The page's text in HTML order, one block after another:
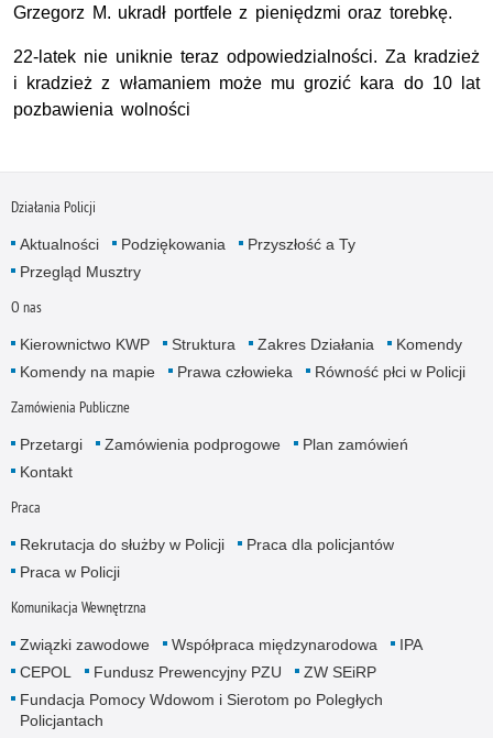
Grzegorz M. ukradł portfele z pieniędzmi oraz torebkę.
22-latek nie uniknie teraz odpowiedzialności. Za kradzież
i kradzież z włamaniem może mu grozić kara do 10 lat
pozbawienia wolności
Działania Policji
Aktualności Podziękowania
Przyszłość a Ty
Przegląd Musztry
O nas
Kierownictwo KWP Struktura Zakres Działania
Komendy
Komendy na mapie
Prawa człowieka Równość płci w Policji
Zamówienia Publiczne
Przetargi Zamówienia podprogowe
Plan zamówień
Kontakt
Praca
Rekrutacja do służby w Policji
Praca dla policjantów
Praca w Policji
Komunikacja Wewnętrzna
Związki zawodowe Współpraca międzynarodowa
IPA
CEPOL
Fundusz Prewencyjny PZU
ZW SEiRP
Fundacja Pomocy Wdowom i Sierotom po Poległych
Policjantach